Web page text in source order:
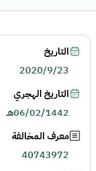
التاريخ
2020/9/23
التاريخ الهجري
06/02/1442هـ
معرف المخالفة
40743972